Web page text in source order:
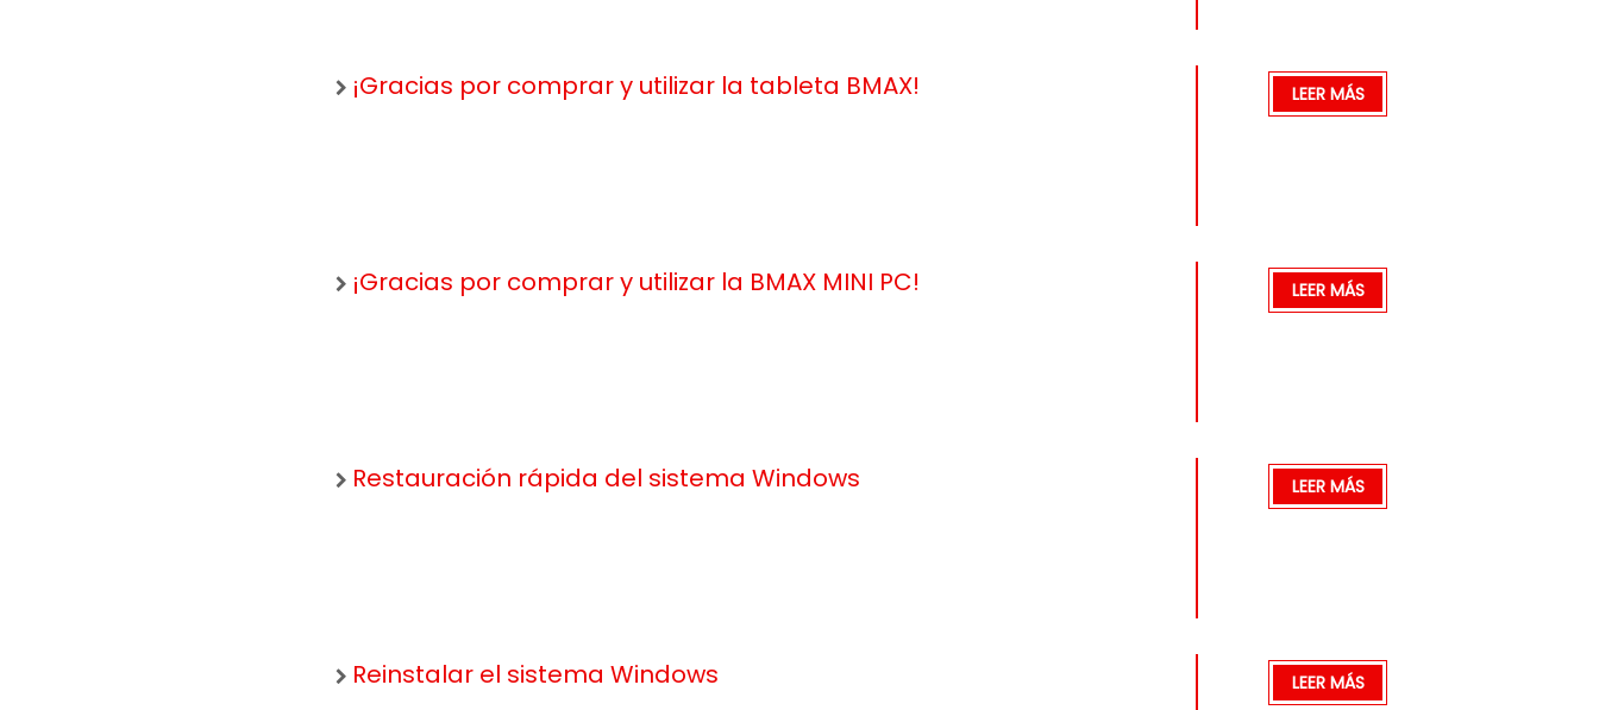
¡Gracias por comprar y utilizar la tableta BMAX! LEER MÁS
¡Gracias por comprar y utilizar la BMAX MINI PC! LEER MÁS
Restauración rápida del sistema Windows LEER MÁS
Reinstalar el sistema Windows LEER MÁS